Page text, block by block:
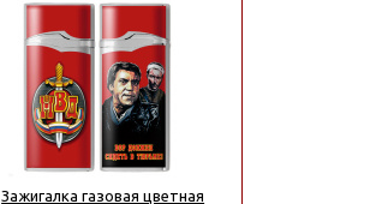
Зажигалка газовая цветная